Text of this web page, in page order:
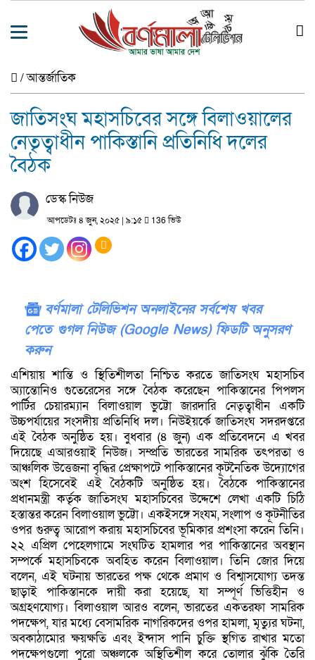
/আন্তর্জাতিক
জাতিসংঘ মহাসচিবের সঙ্গে বিলাওয়ালের
নেতৃত্বাধীন পাকিস্তানি প্রতিনিধি দলের
বৈঠক
ডেস্ক নিউজ
আপডেটঃ ৪ জুন, ২০২৫ | ৯:১৫ 136 ভিউ
বর্ণমালা টেলিভিশন অনলাইনের সর্বশেষ খবর
পেতে গুগল নিউজ (Google News) ফিডটি অনুসরণ
করুন
এশিয়ায় শান্তি ও স্থিতিশীলতা নিশ্চিত করতে জাতিসংঘ মহাসচিব
অ্যান্তোনিও গুতেরেসের সঙ্গে বৈঠক করেছেন পাকিস্তানের পিপলস
পার্টির চেয়ারম্যান বিলাওয়াল ভুট্টো জারদারি নেতৃত্বাধীন একটি
উচ্চপর্যায়ের সংসদীয় প্রতিনিধি দল। নিউইয়র্কে জাতিসংঘ সদরদপ্তরে
এই বৈঠক অনুষ্ঠিত হয়। বুধবার (৪ জুন) এক প্রতিবেদনে এ খবর
দিয়েছে এআরওয়াই নিউজ। সম্প্রতি ভারতের সামরিক তৎপরতা ও
আঞ্চলিক উত্তেজনা বৃদ্ধির প্রেক্ষাপটে পাকিস্তানের কূটনৈতিক উদ্যোগের
অংশ হিসেবেই এই বৈঠকটি অনুষ্ঠিত হয়। বৈঠকে পাকিস্তানের
প্রধানমন্ত্রী কর্তৃক জাতিসংঘ মহাসচিবের উদ্দেশে লেখা একটি চিঠি
হস্তান্তর করেন বিলাওয়াল ভুট্টো। একইসঙ্গে সংযম, সংলাপ ও কূটনীতির
ওপর গুরুত্ব আরোপ করায় মহাসচিবের ভূমিকার প্রশংসা করেন তিনি।
২২ এপ্রিল পেহেলগামে সংঘটিত হামলার পর পাকিস্তানের অবস্থান
সম্পর্কে মহাসচিবকে অবহিত করেন বিলাওয়াল। তিনি জোর দিয়ে
বলেন, এই ঘটনায় ভারতের পক্ষ থেকে প্রমাণ ও বিশ্বাসযোগ্য তদন্ত
ছাড়াই পাকিস্তানকে দায়ী করা হয়েছে, যা সম্পূর্ণ ভিত্তিহীন ও
অগ্রহণযোগ্য। বিলাওয়াল আরও বলেন, ভারতের একতরফা সামরিক
পদক্ষেপ, যার মধ্যে বেসামরিক নাগরিকদের ওপর হামলা, মৃত্যুর ঘটনা,
অবকাঠামোর ক্ষয়ক্ষতি এবং ইন্দাস পানি চুক্তি স্থগিত রাখার মতো
পদক্ষেপগুলো পুরো অঞ্চলকে অস্থিতিশীল করে তোলার ঝুঁকি তৈরি